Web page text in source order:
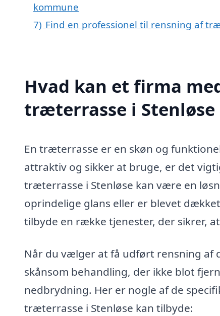
kommune
7) Find en professionel til rensning af
Hvad kan et firma
træterrasse i
En træterrasse er en skøn og
attraktiv og sikker at bruge, er det
træterrasse i Stenløse kan være en
oprindelige glans eller er blevet
tilbyde en række tjenester, der sikrer,
Når du vælger at få udført rensning
skånsom behandling, der ikke blot
nedbrydning. Her er nogle af de
træterrasse i Stenløse kan tilbyde: